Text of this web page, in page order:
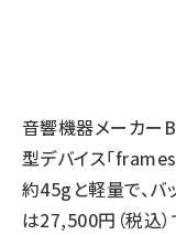
音響機器メーカー
型デバイス「
約45gと軽量で、
は27,500円（税込）